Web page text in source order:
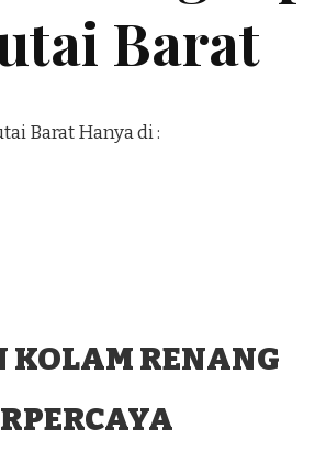
Barat
Barat Hanya di :
KOLAM RENANG